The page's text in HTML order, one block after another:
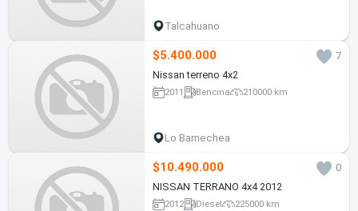
Talcahuano
$5.400.000
7
Nissan terreno 4x2
2011 Bencina 210000 km
Lo Barnechea
$10.490.000
0
NISSAN TERRANO 4x4 2012
2012 Diesel 225000 km